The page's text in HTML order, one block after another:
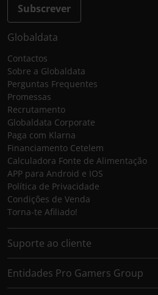
Subscrever
Globaldata
Contactos
Sobre a Globaldata
Perguntas Frequentes
Promessas
Recrutamento
Globaldata Corporate
Paga com Klarna
Financiamento Cetelem
Calculadora Fonte de Alimentação
APP para Android e IOS
Política de Privacidade
Condições de Venda
Torna-te Afiliado!
Suporte ao cliente
Entidades Pro Gamers Group